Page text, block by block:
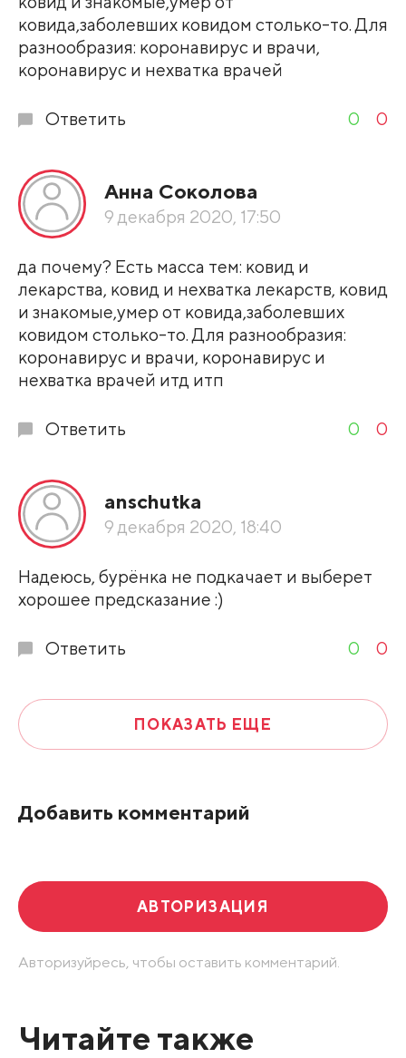
ковида,заболевших ковидом столько-то. Для
разнообразия: коронавирус и врачи,
коронавирус и нехватка врачей
Ответить 0 0
Анна Соколова
9 декабря 2020, 17:50
да почему? Есть масса тем: ковид и
лекарства, ковид и нехватка лекарств, ковид
и знакомые,умер от ковида,заболевших
ковидом столько-то. Для разнообразия:
коронавирус и врачи, коронавирус и
нехватка врачей итд итп
Ответить 0 0
anschutka
9 декабря 2020, 18:40
Надеюсь, бурёнка не подкачает и выберет
хорошее предсказание :)
Ответить 0 0
ПОКАЗАТЬ ЕЩЕ
Добавить комментарий
АВТОРИЗАЦИЯ
Авторизуйресь, чтобы оставить комментарий.
Читайте также